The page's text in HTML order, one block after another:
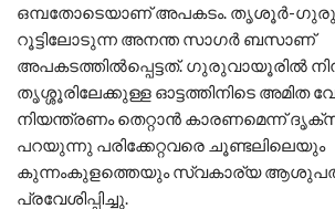
ഒമ്പതോടെയാണ് അപകടം. തൃശൂർ-
റൂട്ടിലോടുന്ന അനന്ത സാഗർ ബസാണ്
അപകടത്തിൽപ്പെട്ടത്. ഗുരുവായൂരിൽ
തൃശ്ശൂരിലേക്കുള്ള ഓട്ടത്തിനിടെ അമിത
നിയന്ത്രണം തെറ്റാൻ കാരണമെന്ന്
പറയുന്നു പരിക്കേറ്റവരെ ചൂണ്ടലിലെയും
കുന്നംകുളത്തെയും സ്വകാര്യ
പ്രവേശിപ്പിച്ചു.